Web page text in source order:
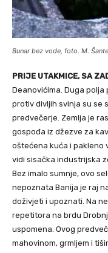
Bunar bez vode, foto. M.
PRIJE UTAKMICE, SA
Deanovićima. Duga
protiv divljih svinja su se
predvečerje. Zemlja je
gospođa iz džezve za
oštećena kuća i pakleno
vidi sisačka industrijska
Bez imalo sumnje, ovo
nepoznata Banija je raj
doživjeti i upoznati. Na
repetitora na brdu
uspomena. Ovog
mahovinom, grmljem i